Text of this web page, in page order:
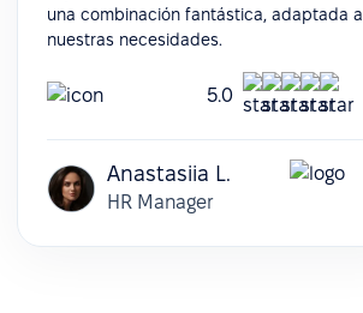
una combinación fantástica, adaptada a
nuestras necesidades.
5.0
Anastasiia L.
HR Manager